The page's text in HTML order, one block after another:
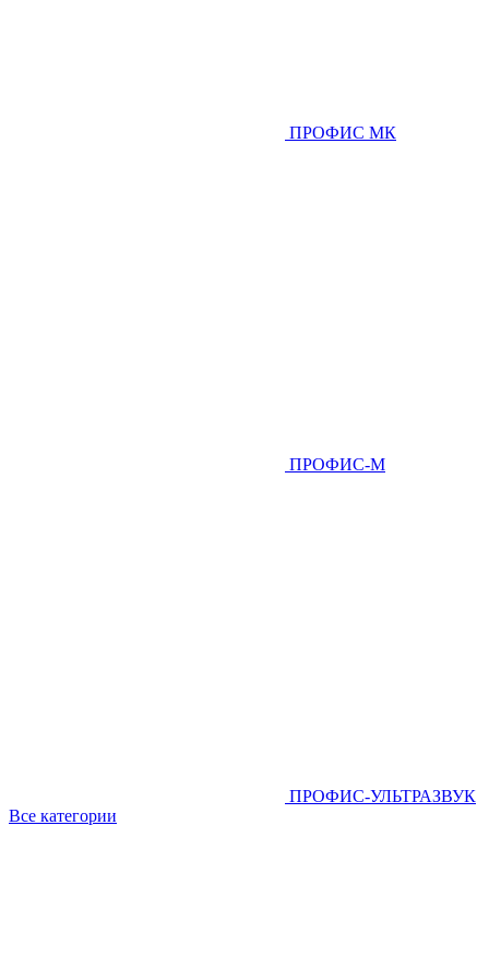
ПРОФИС МК
ПРОФИС-М
ПРОФИС-УЛЬТРАЗВУК
Все категории